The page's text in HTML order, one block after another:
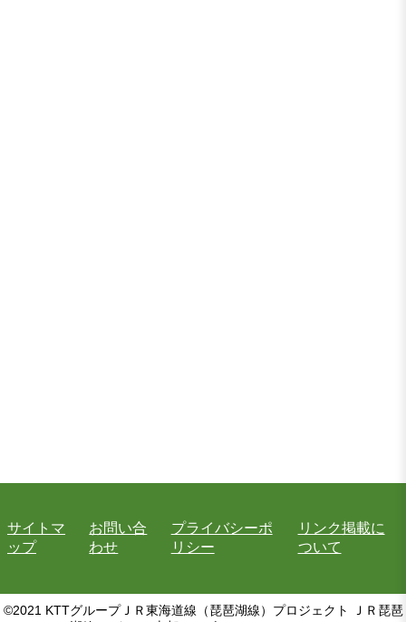
サイトマ
ップ
お問い合
わせ
プライバシーポ
リシー
リンク掲載に
ついて
©2021 KTTグループＪＲ東海道線（琵琶湖線）プロジェクト ＪＲ琵琶